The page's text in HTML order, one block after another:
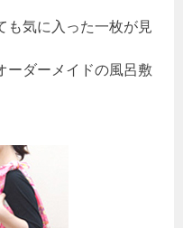
も気に入った一枚が見
ーダーメイドの風呂敷